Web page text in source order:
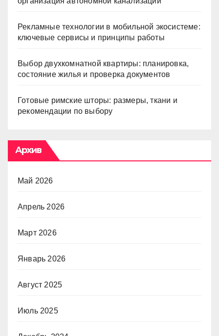
Рекламные технологии в мобильной экосистеме:
ключевые сервисы и принципы работы
Выбор двухкомнатной квартиры: планировка,
состояние жилья и проверка документов
Готовые римские шторы: размеры, ткани и
рекомендации по выбору
Архив
Май 2026
Апрель 2026
Март 2026
Январь 2026
Август 2025
Июль 2025